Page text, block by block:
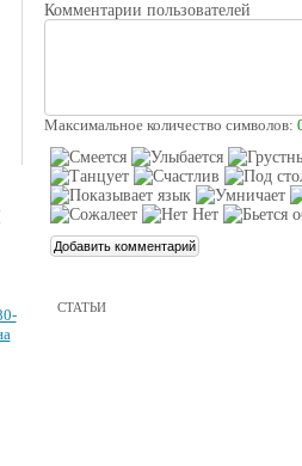
Комментарии пользователей
Максимальное количество символов:
СТАТЬИ